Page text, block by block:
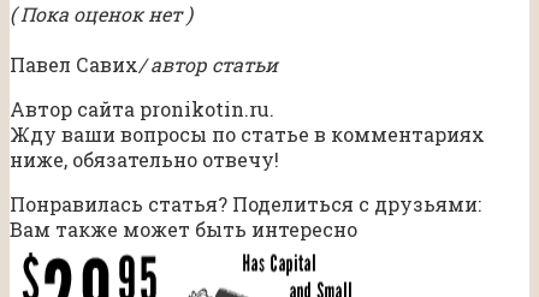
( Пока оценок нет )
Павел Савих/ автор статьи
Автор сайта pronikotin.ru.
Жду ваши вопросы по статье в комментариях
ниже, обязательно отвечу!
Понравилась статья? Поделиться с друзьями:
Вам также может быть интересно